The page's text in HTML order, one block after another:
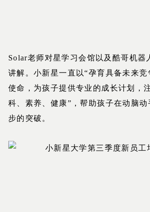
Solar老师对星学习会馆以及酷哥机器
讲解。小新星一直以“孕育具备未来竞
使命，为孩子提供专业的成长计划，
科、素养、健康”，帮助孩子在动脑动
步的突破。